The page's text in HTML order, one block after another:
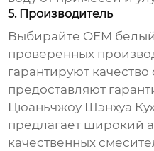
5. Производитель
Выбирайте OEM
проверенных
гарантируют
предоставляют
Цюаньчжоу Шэнхуа
предлагает широкий
качественных